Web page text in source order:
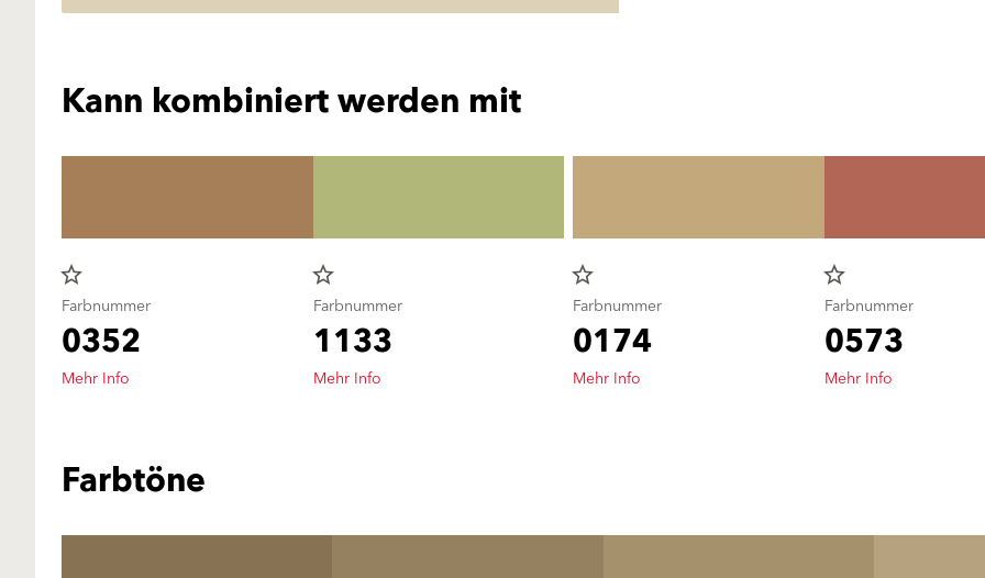
Kann kombiniert werden mit
star_border
Farbnummer
0352
Mehr Info
star_border
Farbnummer
1133
Mehr Info
star_border
Farbnummer
0174
Mehr Info
star_border
Farbnummer
0573
Mehr Info
Farbtöne